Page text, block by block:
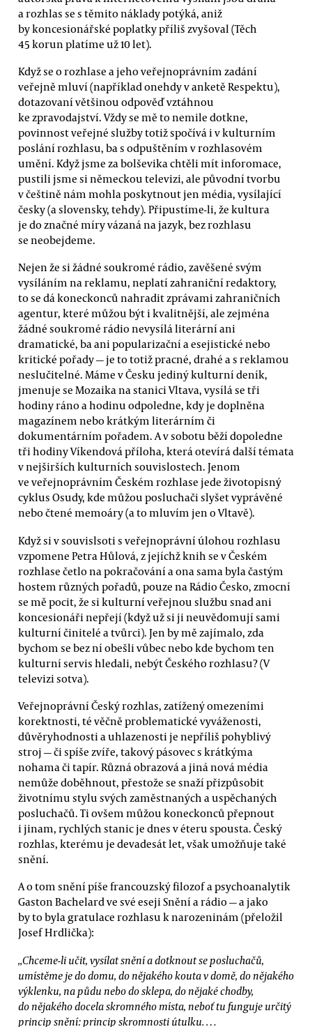
a rozhlas se s těmito náklady potýká, aniž
by koncesionářské poplatky příliš zvyšoval (Těch
45 korun platíme už 10 let).
Když se o rozhlase a jeho veřejnoprávním zadání
veřejně mluví (například onehdy v anketě Respektu),
dotazovaní většinou odpověď vztáhnou
ke zpravodajství. Vždy se mě to nemile dotkne,
povinnost veřejné služby totiž spočívá i v kulturním
poslání rozhlasu, ba s odpuštěním v rozhlasovém
umění. Když jsme za bolševika chtěli mít inforomace,
pustili jsme si německou televizi, ale původní tvorbu
v češtině nám mohla poskytnout jen média, vysílající
česky (a slovensky, tehdy). Připustíme-li, že kultura
je do značné míry vázaná na jazyk, bez rozhlasu
se neobejdeme.
Nejen že si žádné soukromé rádio, zavěšené svým
vysíláním na reklamu, neplatí zahraniční redaktory,
to se dá koneckonců nahradit zprávami zahraničních
agentur, které můžou být i kvalitnější, ale zejména
žádné soukromé rádio nevysílá literární ani
dramatické, ba ani popularizační a esejistické nebo
kritické pořady — je to totiž pracné, drahé a s reklamou
neslučitelné. Máme v Česku jediný kulturní deník,
jmenuje se Mozaika na stanici Vltava, vysílá se tři
hodiny ráno a hodinu odpoledne, kdy je doplněna
magazínem nebo krátkým literárním či
dokumentárním pořadem. A v sobotu běží dopoledne
tři hodiny Víkendová příloha, která otevírá další témata
v nejširších kulturních souvislostech. Jenom
ve veřejnoprávním Českém rozhlase jede životopisný
cyklus Osudy, kde můžou posluchači slyšet vyprávěné
nebo čtené memoáry (a to mluvím jen o Vltavě).
Když si v souvislsoti s veřejnoprávní úlohou rozhlasu
vzpomene Petra Hůlová, z jejíchž knih se v Českém
rozhlase četlo na pokračování a ona sama byla častým
hostem různých pořadů, pouze na Rádio Česko, zmocní
se mě pocit, že si kulturní veřejnou službu snad ani
koncesionáři nepřejí (když už si ji neuvědomují sami
kulturní činitelé a tvůrci). Jen by mě zajímalo, zda
bychom se bez ní obešli vůbec nebo kde bychom ten
kulturní servis hledali, nebýt Českého rozhlasu? (V
televizi sotva).
Veřejnoprávní Český rozhlas, zatížený omezeními
korektnosti, té věčně problematické vyváženosti,
důvěryhodnosti a uhlazenosti je nepříliš pohyblivý
stroj — či spíše zvíře, takový pásovec s krátkýma
nohama či tapír. Různá obrazová a jiná nová média
nemůže doběhnout, přestože se snaží přizpůsobit
životnímu stylu svých zaměstnaných a uspěchaných
posluchačů. Ti ovšem můžou koneckonců přepnout
i jinam, rychlých stanic je dnes v éteru spousta. Český
rozhlas, kterému je devadesát let, však umožňuje také
snění.
A o tom snění píše francouzský filozof a psychoanalytik
Gaston Bachelard ve své eseji Snění a rádio — a jako
by to byla gratulace rozhlasu k narozeninám (přeložil
Josef Hrdlička):
„Chceme-li učit, vysílat snění a dotknout se posluchačů,
umístěme je do domu, do nějakého kouta v domě, do nějakého
výklenku, na půdu nebo do sklepa, do nějaké chodby,
do nějakého docela skromného místa, neboť tu funguje určitý
princip snění: princip skromnosti útulku. …